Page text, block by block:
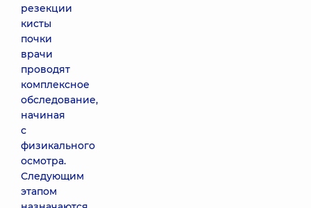
резекции
кисты
почки
врачи
проводят
комплексное
обследование,
начиная
с
физикального
осмотра.
Следующим
этапом